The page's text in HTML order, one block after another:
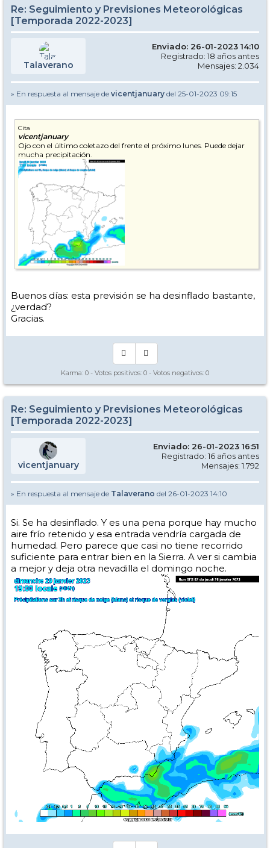
Re: Seguimiento y Previsiones Meteorológicas
[Temporada 2022-2023]
Talaverano
Enviado: 26-01-2023 14:10
Registrado: 18 años antes
Mensajes: 2.034
» En respuesta al mensaje de vicentjanuary del 25-01-2023 09:15
Cita
vicentjanuary
Ojo con el último coletazo del frente el próximo lunes. Puede dejar
mucha precipitación.
Buenos días: esta previsión se ha desinflado bastante,
¿verdad?
Gracias.
Karma: 0 - Votos positivos: 0 - Votos negativos: 0
Re: Seguimiento y Previsiones Meteorológicas
[Temporada 2022-2023]
vicentjanuary
Enviado: 26-01-2023 16:51
Registrado: 16 años antes
Mensajes: 1.792
» En respuesta al mensaje de Talaverano del 26-01-2023 14:10
Si. Se ha desinflado. Y es una pena porque hay mucho
aire frío retenido y esa entrada vendría cargada de
humedad. Pero parece que casi no tiene recorrido
suficiente para entrar bien en la Sierra. A ver si cambia
a mejor y deja otra nevadilla el domingo noche.